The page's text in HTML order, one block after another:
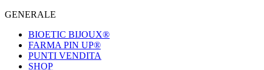
GENERALE
BIOETIC BIJOUX®
FARMA PIN UP®
PUNTI VENDITA
SHOP